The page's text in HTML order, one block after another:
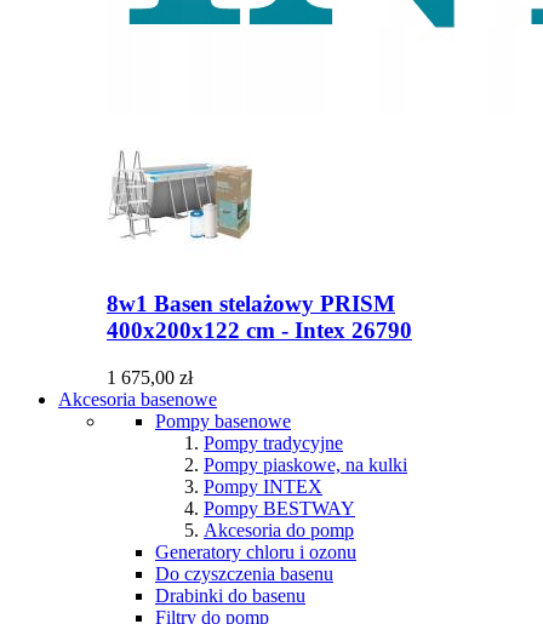
8w1 Basen stelażowy PRISM
400x200x122 cm - Intex 26790
1 675,00 zł
Akcesoria basenowe
Pompy basenowe
Pompy tradycyjne
Pompy piaskowe, na kulki
Pompy INTEX
Pompy BESTWAY
Akcesoria do pomp
Generatory chloru i ozonu
Do czyszczenia basenu
Drabinki do basenu
Filtry do pomp